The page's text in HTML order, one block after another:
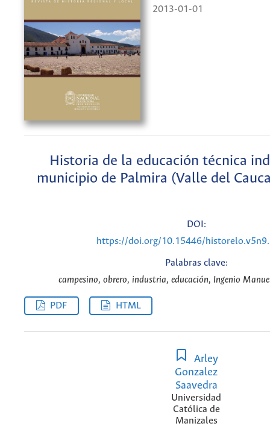
2013-01-01
Historia de la educación técnica
municipio de Palmira (Valle del
DOI:
https://doi.org/10.15446/
Palabras clave:
campesino, obrero, industria, educación, Ingenio
PDF HTML
Arley
Gonzalez
Saavedra
Universidad
Católica de
Manizales